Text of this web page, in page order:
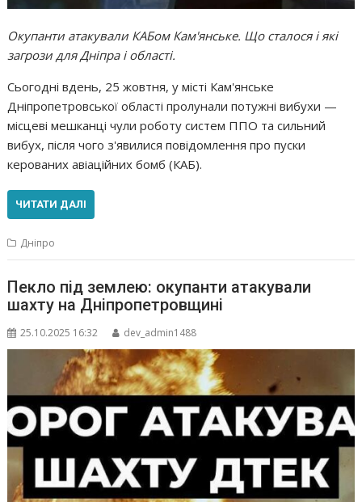
Окупанти атакували КАБом Кам'янське. Що сталося і які
загрози для Дніпра і області.
Сьогодні вдень, 25 жовтня, у місті Кам'янське
Дніпропетровської області пролунали потужні вибухи —
місцеві мешканці чули роботу систем ППО та сильний
вибух, після чого з'явилися повідомлення про пуски
керованих авіаційних бомб (КАБ).
ЧИТАТИ ДАЛІ
Дніпро
Пекло під землею: окупанти атакували
шахту на Дніпропетровщині
25.10.2025 16:32 dev_admin1488